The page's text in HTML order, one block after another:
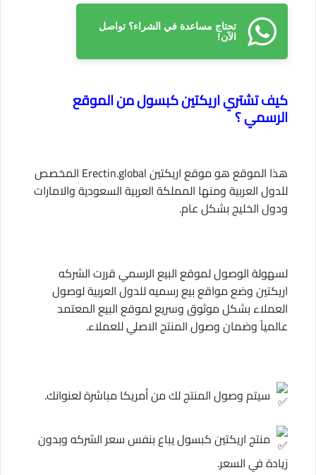
تحتاج مساعدة في الشراء؟ تواصل
الآن!
كيف تشتري اريكتين كبسول من الموقع
الرسمي ؟
هذا الموقع هو موقع اريكتين Erectin.global المخصص
للدول العربية ومنها المملكة العربية السعودية والامارات
ودول الخليج بشكل عام.
لسهولة الوصول لموقع البيع الرسمي قررت الشركه
اريكتين وضع مواقع بيع رسميه للدول العربية لوصول
العملاء بشكل موثوق وسريع لموقع البيع المعتمد
عالمياً وضمان وصول المنتج الاصلي للعملاء.
سيتم وصول المنتج لك من أمريكا مباشرة لعنوانك.
منتج اريكتين كبسول يباع بنفس سعر الشركه وبدون
زيادة في السعر.